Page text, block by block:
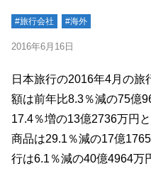
#旅行会社 #海外
2016年6月16日
日本旅行の2016年4月の旅
額は前年比8.3％減の75億
17.4％増の13億2736万円
商品は29.1％減の17億
行は6.1％減の40億4964万